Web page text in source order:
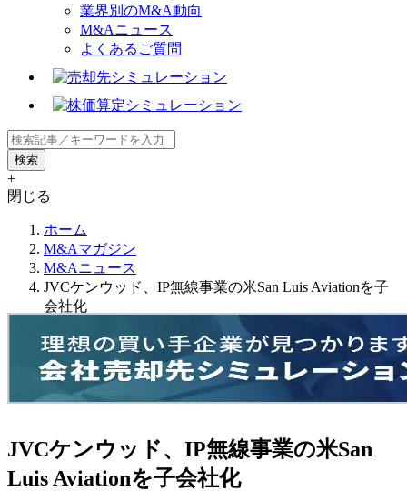
業界別のM&A動向
M&Aニュース
よくあるご質問
+
閉じる
ホーム
M&Aマガジン
M&Aニュース
JVCケンウッド、IP無線事業の米San Luis Aviationを子
会社化
JVCケンウッド、IP無線事業の米San
Luis Aviationを子会社化